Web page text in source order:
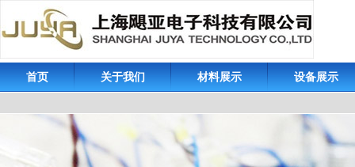
首页 关于我们 材料展示 设备展示